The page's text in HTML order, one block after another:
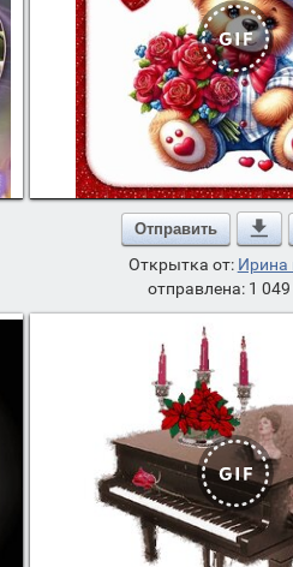
Отправить
Открытка от: Ирина
отправлена: 1